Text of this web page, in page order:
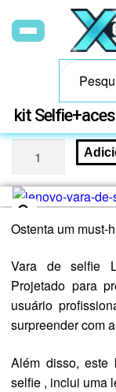
kit
🔍
Ostenta um must-
Vara de selfie
Projetado para
usuário
surpreender com
Além disso,
selfie , inclui uma